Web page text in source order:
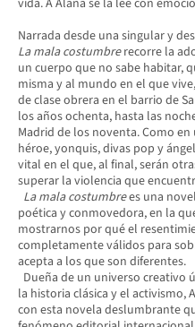
Narrada desde una singular y
La mala costumbrerecorre la
un cuerpo que no sabe habitar,
misma y al mundo en el que
de clase obrera en el barrio de
los años ochenta, hasta las
Madrid de los noventa. Como
héroe, yonquis, divas pop y
vital en el que, al final, serán
superar la violencia que
La mala costumbrees una
poética y conmovedora, en la
mostrarnos por qué el
completamente válidos para
acepta a los que son diferentes.
Dueña de un universo creativo
la historia clásica y el activismo,
con esta novela deslumbrante